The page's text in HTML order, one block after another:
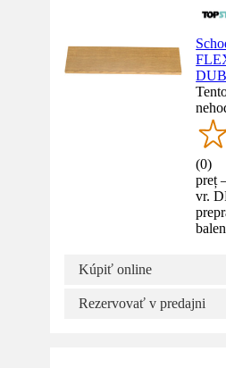
(0)
preț
vr.
Kúpiť online
Rezervovať v predajni